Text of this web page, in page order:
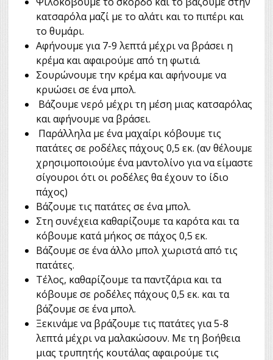
κατσαρόλα μαζί με το αλάτι και το πιπέρι και
το θυμάρι.
Αφήνουμε για 7-9 λεπτά μέχρι να βράσει η
κρέμα και αφαιρούμε από τη φωτιά.
Σουρώνουμε την κρέμα και αφήνουμε να
κρυώσει σε ένα μπολ.
Βάζουμε νερό μέχρι τη μέση μιας κατσαρόλας
και αφήνουμε να βράσει.
Παράλληλα με ένα μαχαίρι κόβουμε τις
πατάτες σε ροδέλες πάχους 0,5 εκ. (αν θέλουμε
χρησιμοποιούμε ένα μαντολίνο για να είμαστε
σίγουροι ότι οι ροδέλες θα έχουν το ίδιο
πάχος)
Βάζουμε τις πατάτες σε ένα μπολ.
Στη συνέχεια καθαρίζουμε τα καρότα και τα
κόβουμε κατά μήκος σε πάχος 0,5 εκ.
Βάζουμε σε ένα άλλο μπολ χωριστά από τις
πατάτες.
Τέλος, καθαρίζουμε τα παντζάρια και τα
κόβουμε σε ροδέλες πάχους 0,5 εκ. και τα
βάζουμε σε ένα μπολ.
Ξεκινάμε να βράζουμε τις πατάτες για 5-8
λεπτά μέχρι να μαλακώσουν. Με τη βοήθεια
μιας τρυπητής κουτάλας αφαιρούμε τις